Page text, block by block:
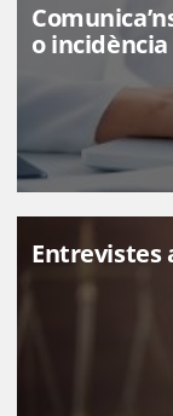
o incidència
Entrevistes